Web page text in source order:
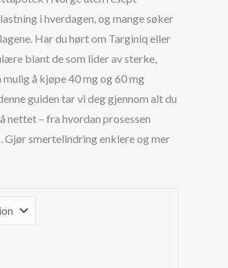
i hverdagen, og mange søker
Har du hørt om Targiniq eller
blant de som lider av sterke,
å kjøpe 40 mg og 60 mg
guiden tar vi deg gjennom alt du
nettet – fra hvordan prosessen
smertelindring enklere og mer